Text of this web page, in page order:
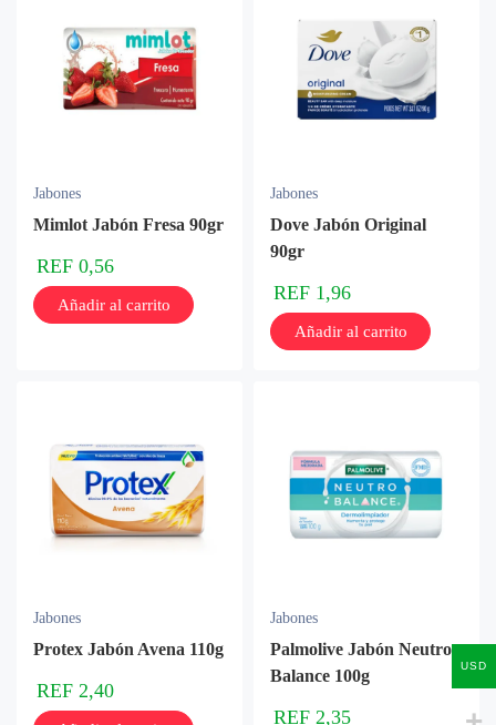
Jabones
Mimlot Jabón Fresa 90gr
REF 0,56
Añadir al carrito
Jabones
Dove Jabón Original
90gr
REF 1,96
Añadir al carrito
Jabones
Protex Jabón Avena 110g
REF 2,40
Jabones
Palmolive Jabón Neutro
Balance 100g
REF 2,35
USD